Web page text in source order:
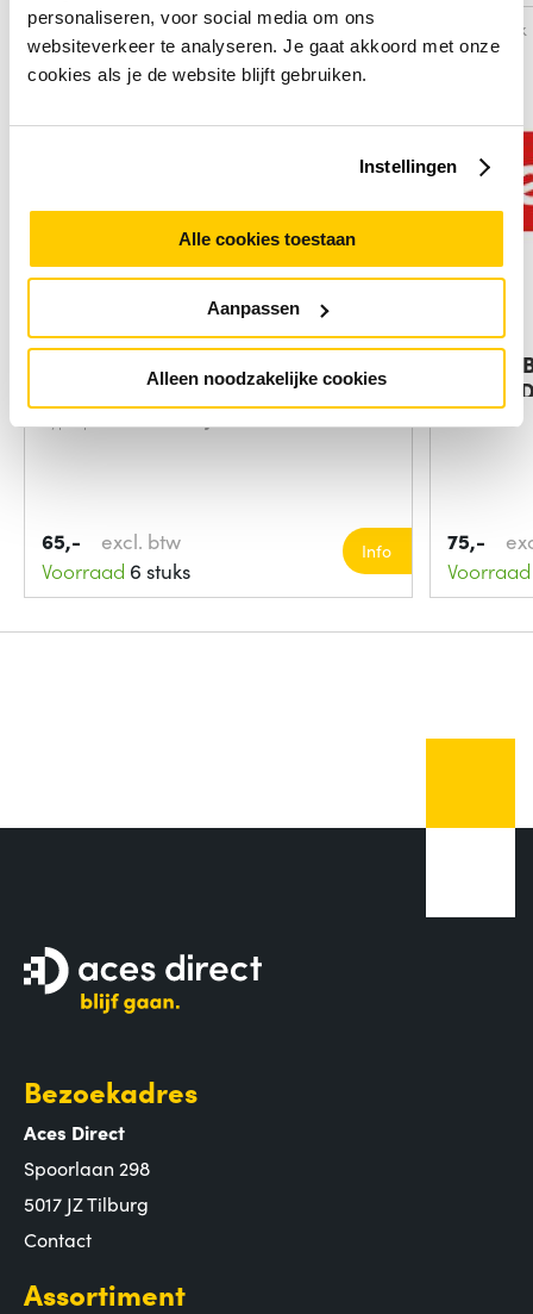
personaliseren, voor social media om ons
websiteverkeer te analyseren. Je gaat akkoord met onze
cookies als je de website blijft gebruiken.
Instellingen
Alle cookies toestaan
Aanpassen
Alleen noodzakelijke cookies
Vergelijk
reserveonderdeel voor
65,-
excl. btw
Voorraad 6 stuks
Info
Vergelijk
75,-
Voorraad
Bezoekadres
Aces Direct
Spoorlaan 298
5017 JZ Tilburg
Contact
Assortiment